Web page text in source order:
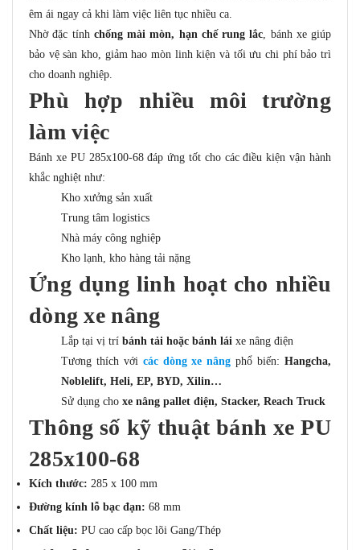
êm ái ngay cả khi làm việc liên tục nhiều ca.
Nhờ đặc tính chống mài mòn, hạn chế rung lắc, bánh xe giúp
bảo vệ sàn kho, giảm hao mòn linh kiện và tối ưu chi phí bảo trì
cho doanh nghiệp.
Phù hợp nhiều môi trường
làm việc
Bánh xe PU 285x100-68 đáp ứng tốt cho các điều kiện vận hành
khắc nghiệt như:
Kho xưởng sản xuất
Trung tâm logistics
Nhà máy công nghiệp
Kho lạnh, kho hàng tải nặng
Ứng dụng linh hoạt cho nhiều
dòng xe nâng
Lắp tại vị trí bánh tải hoặc bánh lái xe nâng điện
Tương thích với các dòng xe nâng phổ biến:Hangcha,
Noblelift, Heli, EP, BYD, Xilin…
Sử dụng cho xe nâng pallet điện, Stacker, Reach Truck
Thông số kỹ thuật bánh xe PU
285x100-68
Kích thước: 285 x 100 mm
Đường kính lỗ bạc đạn: 68 mm
Chất liệu: PU cao cấp bọc lõi Gang/Thép